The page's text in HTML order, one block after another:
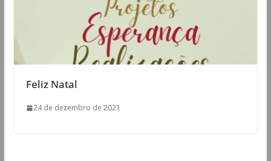
Feliz Natal
24 de dezembro de 2021